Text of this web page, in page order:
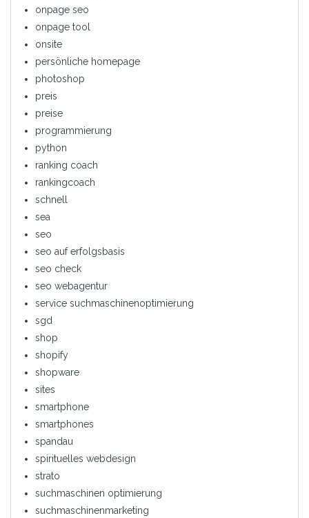
onpage seo
onpage tool
onsite
persönliche homepage
photoshop
preis
preise
programmierung
python
ranking coach
rankingcoach
schnell
sea
seo
seo auf erfolgsbasis
seo check
seo webagentur
service suchmaschinenoptimierung
sgd
shop
shopify
shopware
sites
smartphone
smartphones
spandau
spirituelles webdesign
strato
suchmaschinen optimierung
suchmaschinenmarketing